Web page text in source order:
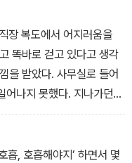
해도 과호흡이 오는 등
가 심해져 정신과 병동에
서도 멀미를 일으키며 구
겪기도 한다. 하지만 이런
통해 나아지려 애쓰는 그
장 복도에서 어지러움을
똑바로 걷고 있다고 생각
을 받았다. 사무실로 들어
어나지 못했다. 지나가던
시 컨디션이 좋지 않아서
다. 시간이 갈수록 증세는
흡, 호흡해야지’ 하면서 몇